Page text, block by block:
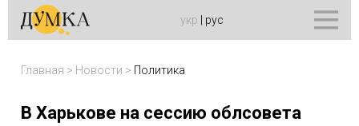
укр рус
Главная > Новости > Политика
В Харькове на сессию облсовета